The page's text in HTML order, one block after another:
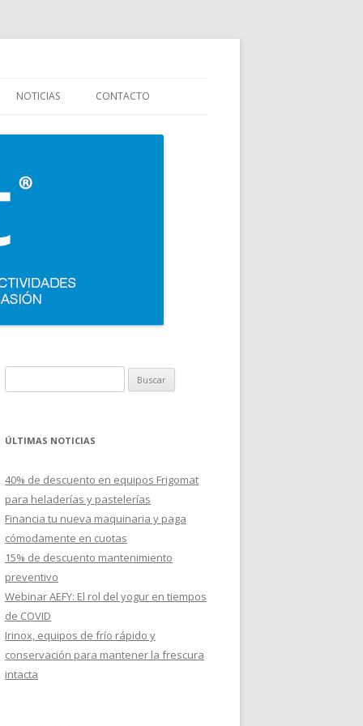
NOTICIAS CONTACTO
u
c
r
ÚLTIMAS NOTICIAS
40% de descuento en equipos Frigomat
para heladerías y pastelerías
Financia tu nueva maquinaria y paga
cómodamente en cuotas
15% de descuento mantenimiento
preventivo
Webinar AEFY: El rol del yogur en tiempos
de COVID
Irinox, equipos de frío rápido y
conservación para mantener la frescura
intacta